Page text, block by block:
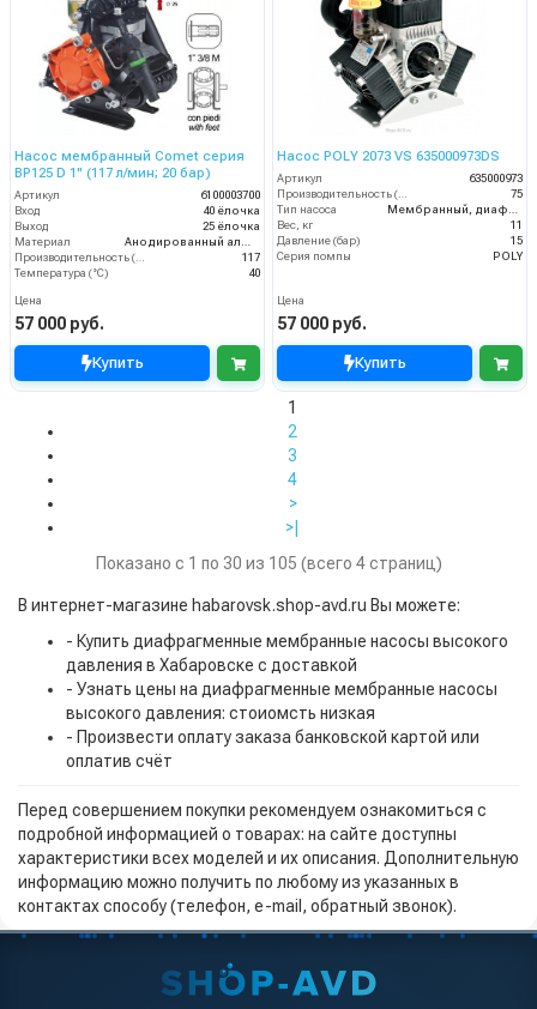
Насос мембранный Comet серия
BP125 D 1" (117 л/мин; 20 бар)
Артикул
6100003700
Вход
40 ёлочка
Выход
25 ёлочка
Материал
Анодированный алюминий
Производительность (л/мин)
117
Температура (°C)
40
Цена
57 000 руб.
Купить
Насос POLY 2073 VS 635000973DS
Артикул
635000973
Производительность (л/мин)
75
Тип насоса
Мембранный, диафрагменный
Вес, кг
11
Давление (бар)
15
Серия помпы
POLY
Цена
57 000 руб.
Купить
1
2
3
4
>
>|
Показано с 1 по 30 из 105 (всего 4 страниц)
В интернет-магазине habarovsk.shop-avd.ru Вы можете:
- Купить диафрагменные мембранные насосы высокого
давления в Хабаровске с доставкой
- Узнать цены на диафрагменные мембранные насосы
высокого давления: стоиомсть низкая
- Произвести оплату заказа банковской картой или
оплатив счёт
Перед совершением покупки рекомендуем ознакомиться с
подробной информацией о товарах: на сайте доступны
характеристики всех моделей и их описания. Дополнительную
информацию можно получить по любому из указанных в
контактах способу (телефон, e-mail, обратный звонок).